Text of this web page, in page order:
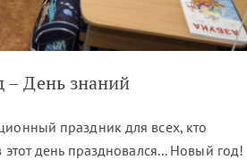
День знаний
праздник для всех, кто
день праздновался... Новый год!